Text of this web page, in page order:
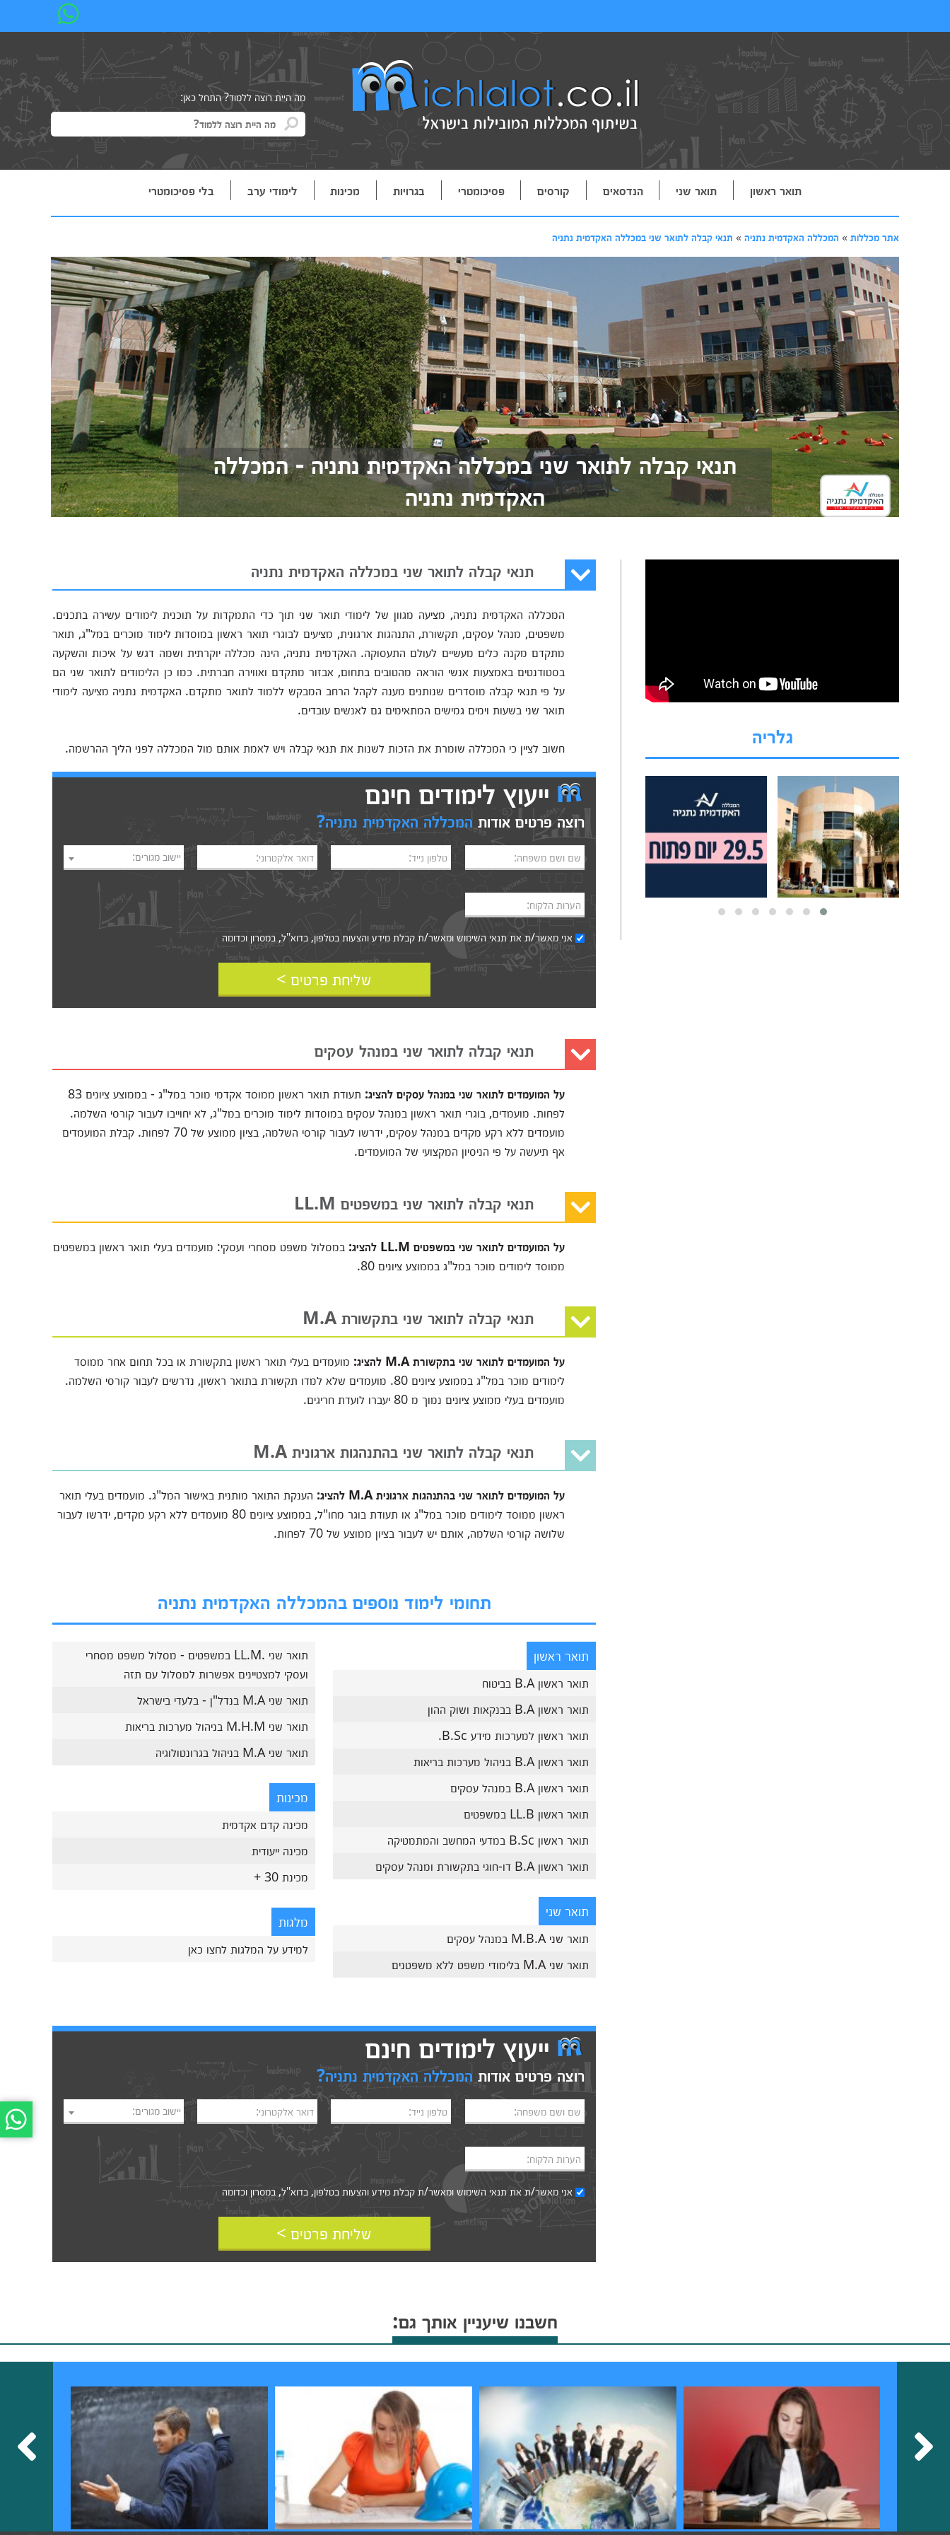
מה היית רוצה ללמוד? התחל כאן:
תואר ראשון תואר שני הנדסאים קורסים פסיכומטרי בגרויות מכינות לימודי ערב בלי פסיכומטרי
אתר מכללות » המכללה האקדמית נתניה » תנאי קבלה לתואר שני במכללה האקדמית נתניה
תנאי קבלה לתואר שני במכללה האקדמית נתניה - המכללה
האקדמית נתניה
גלריה
תנאי קבלה לתואר שני במכללה האקדמית נתניה
המכללה האקדמית נתניה, מציעה מגוון של לימודי תואר שני תוך כדי התמקדות על תוכנית לימודים עשירה בתכנים.
משפטים, מנהל עסקים, תקשורת, התנהגות ארגונית, מציעים לבוגרי תואר ראשון במוסדות לימוד מוכרים במל"ג, תואר
מתקדם מקנה כלים מעשיים לעולם התעסוקה. האקדמית נתניה, הינה מכללה יוקרתית ושמה דגש על איכות והשקעה
בסטודנטים באמצעות אנשי הוראה מהטובים בתחום, אבזור מתקדם ואווירה חברתית. כמו כן הלימודים לתואר שני הם
על פי תנאי קבלה מוסדרים שנותנים מענה לקהל הרחב המבקש ללמוד לתואר מתקדם. האקדמית נתניה מציעה לימודי
תואר שני בשעות וימים גמישים המתאימים גם לאנשים עובדים.
חשוב לציין כי המכללה שומרת את הזכות לשנות את תנאי קבלה ויש לאמת אותם מול המכללה לפני הליך ההרשמה.
ייעוץ לימודים חינם
רוצה פרטים אודות המכללה האקדמית נתניה?
שם ושם משפחה: טלפון נייד: דואר אלקטרוני: יישוב מגורים:
הערות הלקוח:
אני מאשר/ת את תנאי השימושומאשר/ת קבלת מידע והצעות בטלפון, בדוא"ל, במסרון וכדומה‎‎
שליחת פרטים >
תנאי קבלה לתואר שני במנהל עסקים
על המועמדים לתואר שני במנהל עסקים להציג:
תעודת תואר ראשון ממוסד אקדמי מוכר במל"ג - בממוצע ציונים 83
לפחות. מועמדים, בוגרי תואר ראשון במנהל עסקים במוסדות לימוד מוכרים במל"ג, לא יחוייבו לעבור קורסי השלמה.
מועמדים ללא רקע מקדים במנהל עסקים, ידרשו לעבור קורסי השלמה, בציון ממוצע של 70 לפחות. קבלת המועמדים
אף תיעשה על פי הניסיון המקצועי של המועמדים.
תנאי קבלה לתואר שני במשפטים LL.M
על המועמדים לתואר שני במשפטים LL.M להציג:
במסלול משפט מסחרי ועסקי: מועמדים בעלי תואר ראשון במשפטים
ממוסד לימודים מוכר במל"ג בממוצע ציונים 80.
תנאי קבלה לתואר שני בתקשורת M.A
על המועמדים לתואר שני בתקשורת M.A להציג:
מועמדים בעלי תואר ראשון בתקשורת או בכל תחום אחר ממוסד
לימודים מוכר במל"ג בממוצע ציונים 80. מועמדים שלא למדו תקשורת בתואר ראשון, נדרשים לעבור קורסי השלמה.
מועמדים בעלי ממוצע ציונים נמוך מ 80 יעברו לועדת חריגים.
תנאי קבלה לתואר שני בהתנהגות ארגונית M.A
על המועמדים לתואר שני בהתנהגות ארגונית M.A להציג:
הענקת התואר מותנית באישור המל"ג. מועמדים בעלי תואר
ראשון ממוסד לימודים מוכר במל"ג או תעודת בוגר מחו"ל, בממוצע ציונים 80 מועמדים ללא רקע מקדים, ידרשו לעבור
שלושה קורסי השלמה, אותם יש לעבור בציון ממוצע של 70 לפחות.
תחומי לימוד נוספים בהמכללה האקדמית נתניה
תואר ראשון
תואר ראשון B.A בביטוח
תואר ראשון B.A בבנקאות ושוק ההון
תואר ראשון למערכות מידע B.Sc.
תואר ראשון B.A בניהול מערכות בריאות
תואר ראשון B.A במנהל עסקים
תואר ראשון LL.B במשפטים
תואר ראשון B.Sc במדעי המחשב והמתמטיקה
תואר ראשון B.A דו-חוגי בתקשורת ומנהל עסקים
תואר שני
תואר שני M.B.A במנהל עסקים
תואר שני M.A בלימודי משפט ללא משפטנים
תואר שני .LL.M במשפטים - מסלול משפט מסחרי
ועסקי למצטיינים אפשרות למסלול עם תזה
תואר שני M.A בנדל"ן - בלעדי בישראל
תואר שני M.H.M בניהול מערכות בריאות
תואר שני M.A בניהול בגרונטולוגיה
מכינות
מכינה קדם אקדמית
מכינה ייעודית
מכינת 30 +
מלגות
למידע על המלגות לחצו כאן
ייעוץ לימודים חינם
רוצה פרטים אודות המכללה האקדמית נתניה?
שם ושם משפחה: טלפון נייד: דואר אלקטרוני: יישוב מגורים:
הערות הלקוח:
אני מאשר/ת את תנאי השימושומאשר/ת קבלת מידע והצעות בטלפון, בדוא"ל, במסרון וכדומה‎‎
שליחת פרטים >
חשבנו שיעניין אותך גם: